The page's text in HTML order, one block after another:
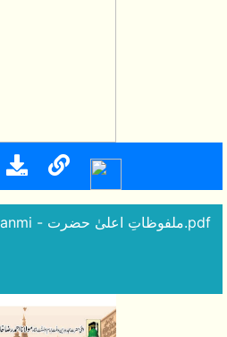
11 - 73 - 1 janti baqi jahanmi - ملفوظاتِ اعلیٰ حضرت.pdf